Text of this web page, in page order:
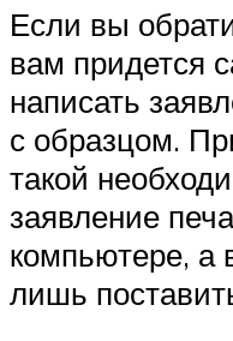
Если вы
вам придется
написать
с образцом.
такой
заявление
компьютере, а
лишь